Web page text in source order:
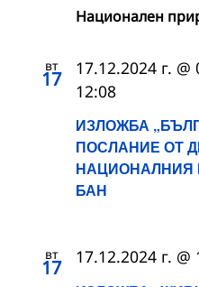
Национален
вт
17
ИЗЛОЖБА
ПОСЛАНИЕ ОТ
НАЦИОНАЛНИЯ
БАН
17.12.2024 г. @
12:08
вт
17 17.12.2024 г. @